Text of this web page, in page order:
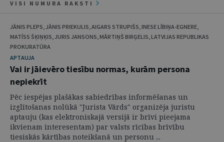
VISI NUMURA RAKSTI
JĀNIS PLEPS, JĀNIS PRIEKULIS, AIGARS STRUPIŠS, INESE LĪBIŅA-EGNERE,
MATĪSS ŠĶIŅĶIS, JURIS JANSONS, MĀRTIŅŠ BIRĢELIS, LATVIJAS REPUBLIKAS
PROKURATŪRA
APTAUJA
Vai ir jāievēro tiesību normas, kurām persona
nepiekrīt
Pēc iespējas plašākas sabiedrības informēšanas un
izglītošanas nolūkā "Jurista Vārds" organizēja juristu
aptauju (kas elektroniskajā versijā ir brīvi pieejama
ikvienam interesentam) par valsts rīcības brīvību
tiesiskās kārtības noteikšanā un personu ...